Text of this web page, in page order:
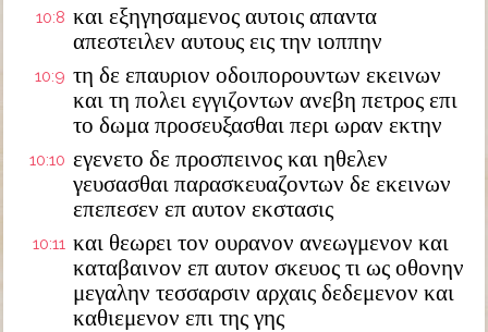
10:8 και εξηγησαμενος αυτοις απαντα
απεστειλεν αυτους εις την ιοππην
10:9 τη δε επαυριον οδοιπορουντων εκεινων
και τη πολει εγγιζοντων ανεβη πετρος επι
το δωμα προσευξασθαι περι ωραν εκτην
10:10 εγενετο δε προσπεινος και ηθελεν
γευσασθαι παρασκευαζοντων δε εκεινων
επεπεσεν επ αυτον εκστασις
10:11 και θεωρει τον ουρανον ανεωγμενον και
καταβαινον επ αυτον σκευος τι ως οθονην
μεγαλην τεσσαρσιν αρχαις δεδεμενον και
καθιεμενον επι της γης